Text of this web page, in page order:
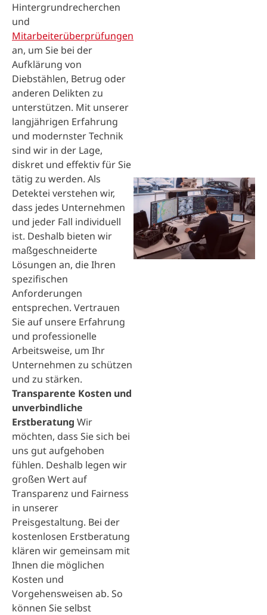
Hintergrundrecherchen
und
Mitarbeiterüberprüfungen
an, um Sie bei der
Aufklärung von
Diebstählen, Betrug oder
anderen Delikten zu
unterstützen. Mit unserer
langjährigen Erfahrung
und modernster Technik
sind wir in der Lage,
diskret und effektiv für Sie
tätig zu werden. Als
Detektei verstehen wir,
dass jedes Unternehmen
und jeder Fall individuell
ist. Deshalb bieten wir
maßgeschneiderte
Lösungen an, die Ihren
spezifischen
Anforderungen
entsprechen. Vertrauen
Sie auf unsere Erfahrung
und professionelle
Arbeitsweise, um Ihr
Unternehmen zu schützen
und zu stärken.
Transparente Kosten und
unverbindliche
Erstberatung Wir
möchten, dass Sie sich bei
uns gut aufgehoben
fühlen. Deshalb legen wir
großen Wert auf
Transparenz und Fairness
in unserer
Preisgestaltung. Bei der
kostenlosen Erstberatung
klären wir gemeinsam mit
Ihnen die möglichen
Kosten und
Vorgehensweisen ab. So
können Sie selbst